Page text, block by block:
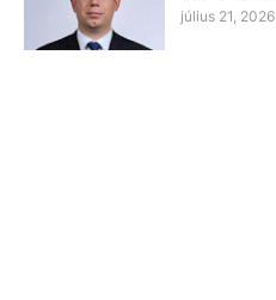
július 21, 2026